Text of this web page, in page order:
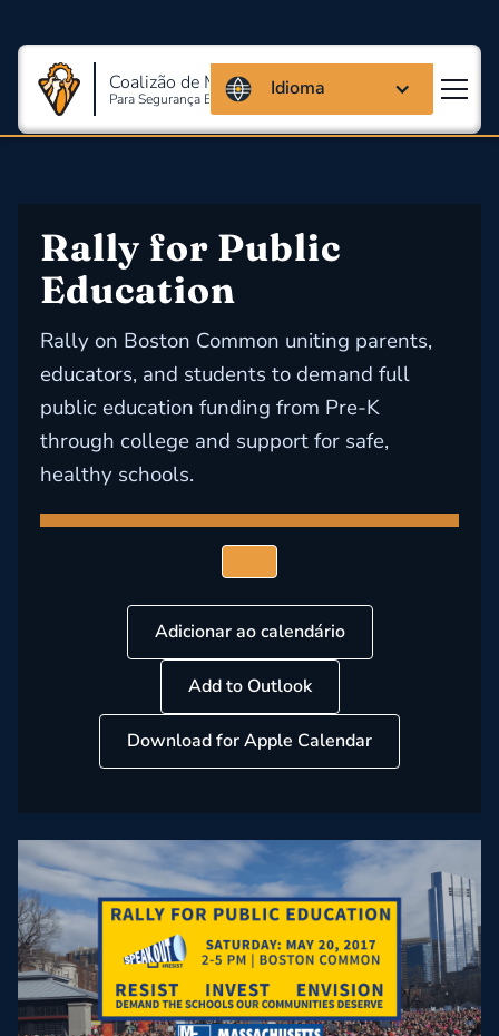
Coalizão de Massachusetts
Para Segurança E Saúde Ocupacional
Idioma
Rally for Public
Education
Rally on Boston Common uniting parents,
educators, and students to demand full
public education funding from Pre-K
through college and support for safe,
healthy schools.
Adicionar ao calendário
Add to Outlook
Download for Apple Calendar